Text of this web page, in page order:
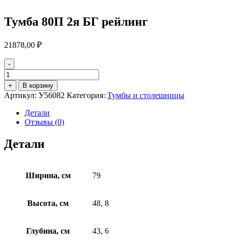
Тумба 80П 2я БГ рейлинг
21878,00 ₽
-
Количество
товара
Тумба
80П
рейлинг
+ В корзину
Артикул: У56082 Категория: Тумбы и столешницы
Детали
Отзывы (0)
Детали
Ширина, см 79
Высота, см 48, 8
Глубина, см 43, 6